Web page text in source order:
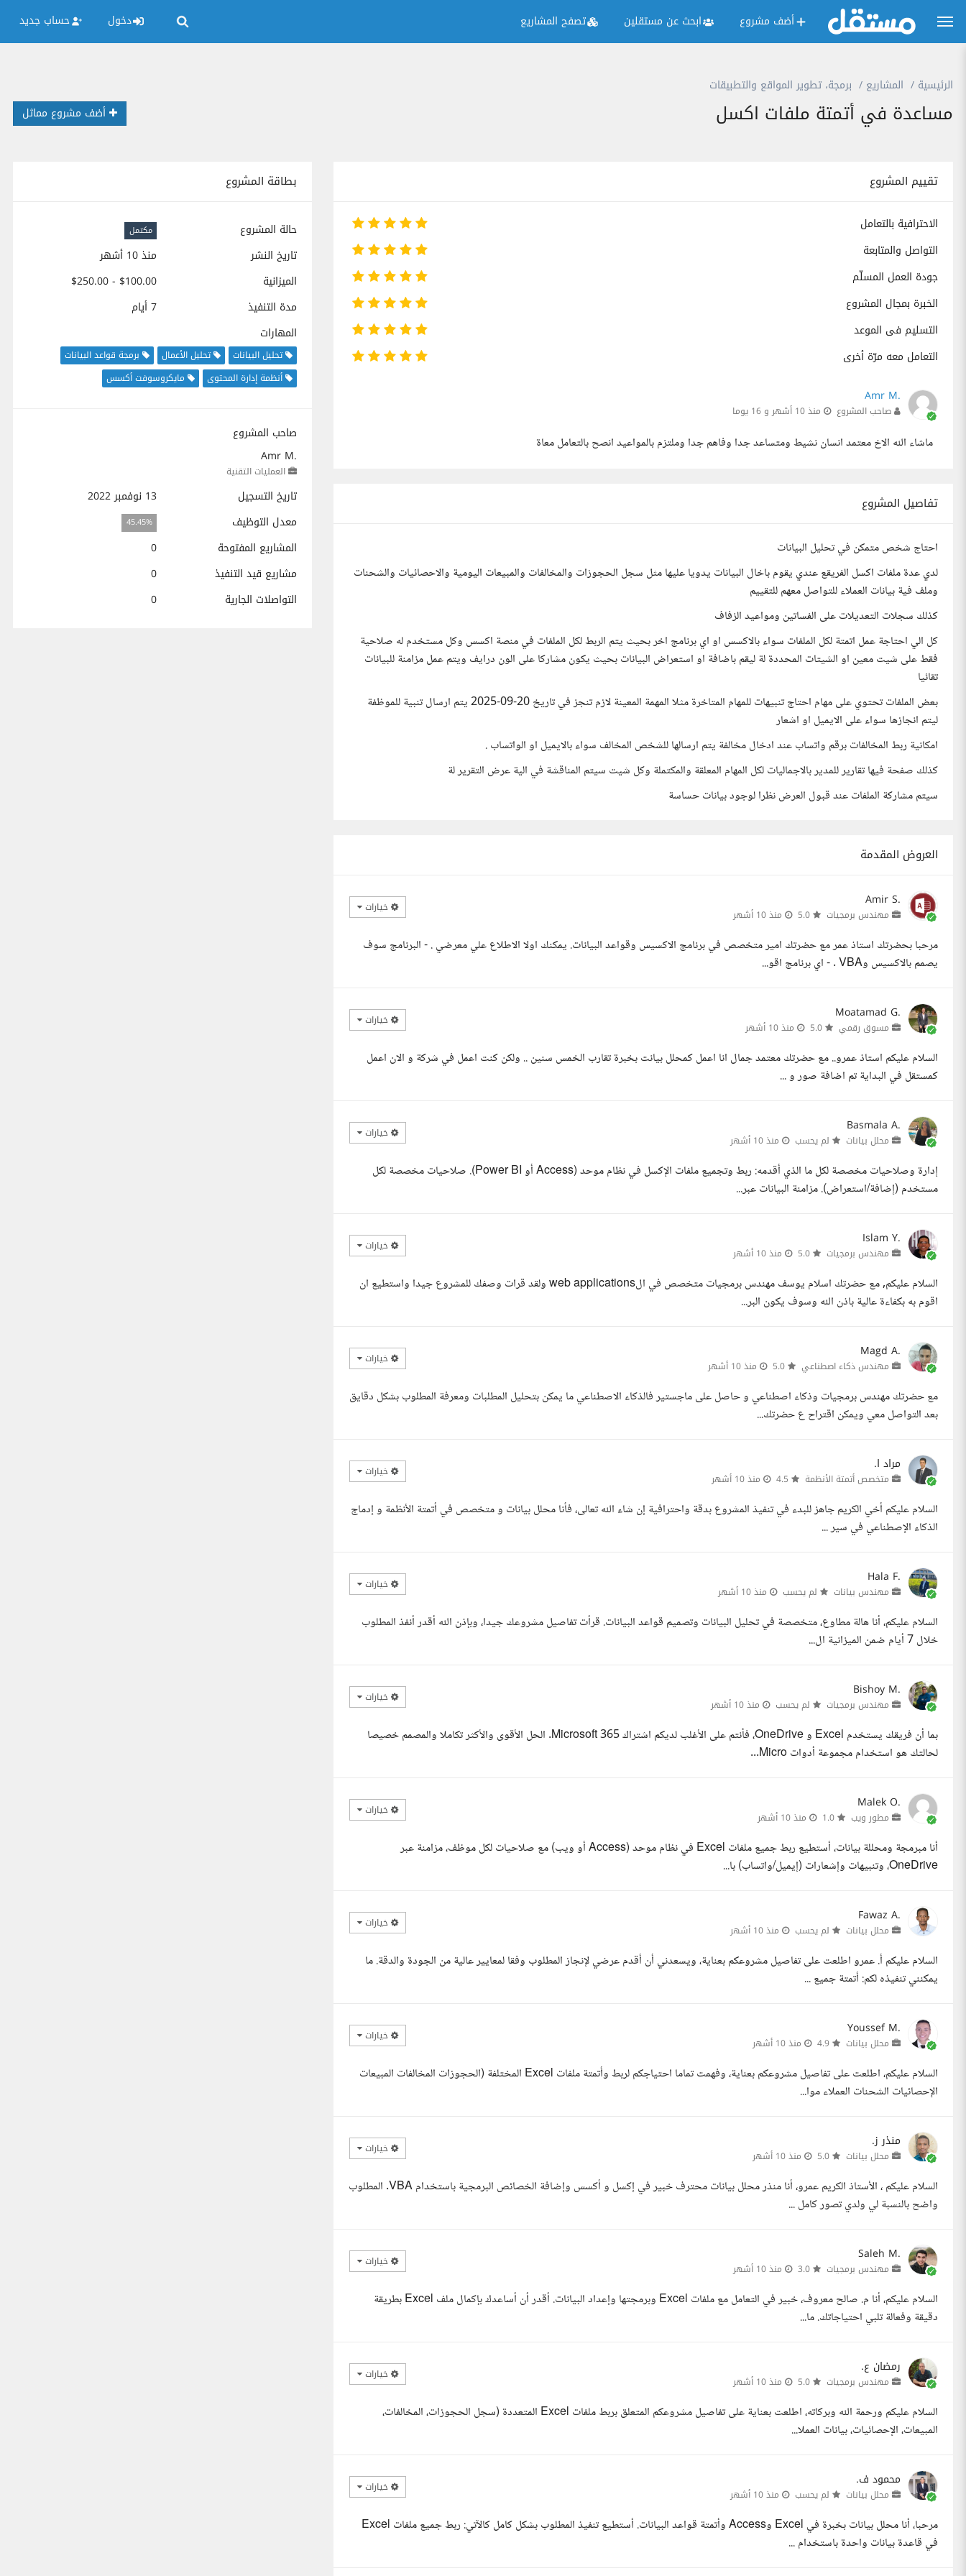
أضف مشروع ابحث عن مستقلين تصفح المشاريع دخول حساب جديد
الرئيسية المشاريع برمجة، تطوير المواقع والتطبيقات
مساعدة في أتمتة ملفات اكسل أضف مشروع مماثل
بطاقة المشروع
حالة المشروع مكتمل
تاريخ النشر
منذ 10 أشهر
الميزانية
$100.00 - $250.00
مدة التنفيذ
7 أيام
المهارات
تحليل البيانات تحليل الأعمال
برمجة قواعد البيانات
أنظمة إدارة المحتوى
مايكروسوفت أكسس
صاحب المشروع
Amr M.
العمليات التقنية
تاريخ التسجيل
13 نوفمبر 2022
معدل التوظيف
45.45%
المشاريع المفتوحة
0
مشاريع قيد التنفيذ
0
التواصلات الجارية
0
تقييم المشروع
الاحترافية بالتعامل
التواصل والمتابعة
جودة العمل المسلّم
الخبرة بمجال المشروع
التسليم فى الموعد
التعامل معه مرّة أخرى
Amr M.
صاحب المشروع منذ 10 أشهر و 16 يوما
ماشاء الله الاخ معتمد انسان نشيط ومتساعد جدا وفاهم جدا وملتزم بالمواعيد انصح بالتعامل معاة
تفاصيل المشروع
احتاج شخص متمكن في تحليل البيانات
لدي عدة ملفات اكسل الفريقع عندي يقوم باخال البيانات يدويا عليها مثل سجل الحجوزات والمخالفات والمبيعات اليومية والاحصائيات والشحنات
وملف فية بيانات العملاء للتواصل معهم للتقييم
كذلك سجلات التعديلات على الفساتين ومواعيد الزفاف
كل الي احتاجة عمل اتمتة لكل الملفات سواء بالاكسس او اي برنامج اخر بحيث يتم الربط لكل الملفات في منصة اكسس وكل مستخدم له صلاحية
فقط على شيت معين او الشيتات المحددة لة ليقم باضافة او استعراض البيانات بحيث يكون مشاركا على الون درايف ويتم عمل مزامنة للبيانات
تقائيا
بعض الملفات تحتوي على مهام احتاج تنبيهات للمهام المتاخرة مثلا المهمة المعينة لازم تنجز في تاريخ 20-09-2025 يتم ارسال تنبية للموظفة
ليتم انجازها سواء على الايميل او اشعار
امكانية ربط المخالفات برقم واتساب عند ادخال مخالفة يتم ارسالها للشخص المخالف سواء بالايميل او الواتساب .
كذلك صفحة فيها تقارير للمدير بالاجماليات لكل المهام المعلقة والمكتملة وكل شيت سيتم المناقشة في الية عرض التقرير لة
سيتم مشاركة الملفات عند قبول العرض نظرا لوجود بيانات حساسة
العروض المقدمة
Amir S.
مهندس برمجيات منذ 10 أشهر خيارات
مرحبا بحضرتك استاذ عمر مع حضرتك امير متخصص في برنامج الاكسيس وقواعد البيانات. يمكنك اولا الاطلاع علي معرضي . - البرنامج سوف
يصمم بالاكسيس وVBA . - اي برنامج اقو...
Moatamad G.
مسوق رقمي منذ 10 أشهر خيارات
السلام عليكم استاذ عمرو.. مع حضرتك معتمد جمال انا اعمل كمحلل بيانت بخبرة تقارب الخمس سنين .. ولكن كنت اعمل في شركة و الان اعمل
كمستقل في البداية تم اضافة صور و ...
Basmala A.
محلل بيانات لم يحسب منذ 10 أشهر خيارات
إدارة وصلاحيات مخصصة لكل ما الذي أقدمه: ربط وتجميع ملفات الإكسل في نظام موحد (Access أو Power BI). صلاحيات مخصصة لكل
مستخدم (إضافة/استعراض). مزامنة البيانات عبر...
Islam Y.
مهندس برمجيات منذ 10 أشهر خيارات
السلام عليكم, مع حضرتك اسلام يوسف مهندس برمجيات متخصص في الweb applications ولقد قرات وصفك للمشروع جيدا واستطيع ان
اقوم به بكفاءة عالية باذن الله وسوف يكون البر...
Magd A.
مهندس ذكاء اصطناعي منذ 10 أشهر خيارات
مع حضرتك مهندس برمجيات وذكاء اصطناعي و حاصل على ماجستير فالذكاء الاصطناعي ما يمكن بتحليل المطلبات ومعرفة المطلوب بشكل دقايق
بعد التواصل معي ويمكن اقتراح ع حضرتك...
مراد ا.
متخصص أتمتة الأنظمة منذ 10 أشهر خيارات
السلام عليكم أخي الكريم جاهز للبدء في تنفيذ المشروع بدقة واحترافية إن شاء الله تعالى، فأنا محلل بيانات و متخصص في أتمتة الأنظمة و إدماج
الذكاء الإصطناعي في سير ...
Hala F.
مهندس بيانات لم يحسب منذ 10 أشهر خيارات
السلام عليكم، أنا هالة مطاوع، متخصصة في تحليل البيانات وتصميم قواعد البيانات. قرأت تفاصيل مشروعك جيدا، وبإذن الله أقدر أنفذ المطلوب
خلال 7 أيام ضمن الميزانية ال...
Bishoy M.
مهندس برمجيات لم يحسب منذ 10 أشهر خيارات
بما أن فريقك يستخدم Excel و OneDrive، فأنتم على الأغلب لديكم اشتراك Microsoft 365. الحل الأقوى والأكثر تكاملا والمصمم خصيصا
لحالتك هو استخدام مجموعة أدوات Micro...
Malek O.
مطور ويب منذ 10 أشهر خيارات
أنا مبرمجة ومحللة بيانات، أستطيع ربط جميع ملفات Excel في نظام موحد (Access أو ويب) مع صلاحيات لكل موظف، مزامنة عبر
OneDrive، وتنبيهات وإشعارات (إيميل/واتساب) با...
Fawaz A.
محلل بيانات لم يحسب منذ 10 أشهر خيارات
السلام عليكم أ. عمرو اطلعت على تفاصيل مشروعكم بعناية، ويسعدني أن أقدم عرضي لإنجاز المطلوب وفقا لمعايير عالية من الجودة والدقة. ما
يمكنني تنفيذه لكم: أتمتة جميع ...
Youssef M.
محلل بيانات منذ 10 أشهر خيارات
السلام عليكم، اطلعت على تفاصيل مشروعكم بعناية، وفهمت تماما احتياجكم لربط وأتمتة ملفات Excel المختلفة (الحجوزات المخالفات المبيعات
الإحصائيات الشحنات العملاء موا...
منذر ز.
محلل بيانات منذ 10 أشهر خيارات
السلام عليكم ، الأستاذ الكريم عمرو، أنا منذر محلل بيانات محترف خبير في إكسل و أكسس وإضافة الخصائص البرمجية باستخدام VBA. المطلوب
واضح بالنسبة لي ولدي تصور كامل ...
Saleh M.
مهندس برمجيات منذ 10 أشهر خيارات
السلام عليكم، أنا م. صالح معروف، خبير في التعامل مع ملفات Excel وبرمجتها وإعداد البيانات. أقدر أن أساعدك بإكمال ملف Excel بطريقة
دقيقة وفعالة تلبي احتياجاتك. ما...
رمضان ع.
مهندس برمجيات منذ 10 أشهر خيارات
السلام عليكم ورحمة الله وبركاته، اطلعت بعناية على تفاصيل مشروعكم المتعلق بربط ملفات Excel المتعددة (سجل الحجوزات، المخالفات،
المبيعات، الإحصائيات، بيانات العملا...
محمود ف.
محلل بيانات لم يحسب منذ 10 أشهر خيارات
مرحبا، أنا محلل بيانات بخبرة في Excel وAccess وأتمتة قواعد البيانات. أستطيع تنفيذ المطلوب بشكل كامل كالآتي: ربط جميع ملفات Excel
في قاعدة بيانات واحدة باستخدام ...